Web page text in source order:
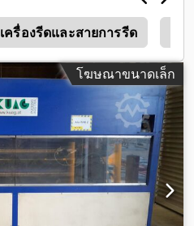
เครื่องรีดและสายการรีด
โฆษณาขนาดเล็ก